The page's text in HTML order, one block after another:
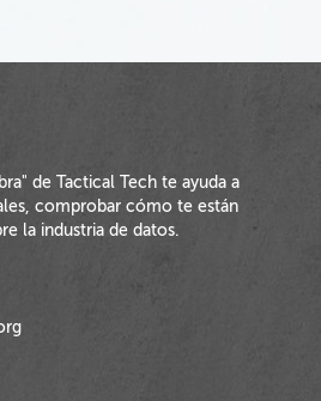
de Tactical Tech te ayuda a
comprobar cómo te están
la industria de datos.